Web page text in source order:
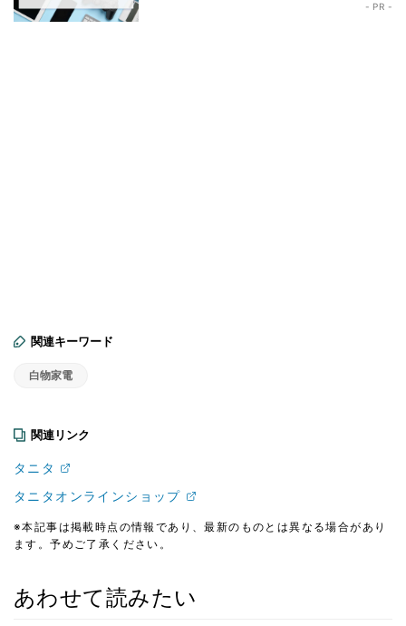
- PR -
関連キーワード
白物家電
関連リンク
タニタ
タニタオンラインショップ
※本記事は掲載時点の情報であり、最新のものとは異なる場合があり
ます。予めご了承ください。
あわせて読みたい